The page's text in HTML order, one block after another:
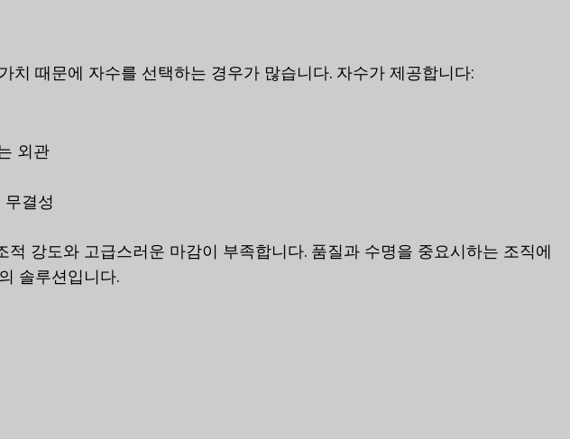
치 때문에 자수를 선택하는 경우가 많습니다. 자수가 제공합니다:
외관
결성
강도와 고급스러운 마감이 부족합니다. 품질과 수명을 중요시하는 조직에
솔루션입니다.